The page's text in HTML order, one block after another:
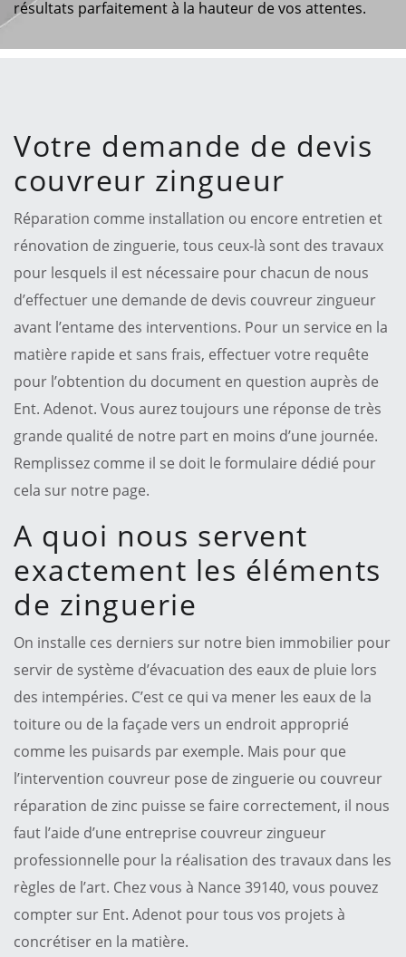
résultats parfaitement à la hauteur de vos attentes.
Votre demande de devis
couvreur zingueur
Réparation comme installation ou encore entretien et
rénovation de zinguerie, tous ceux-là sont des travaux
pour lesquels il est nécessaire pour chacun de nous
d’effectuer une demande de devis couvreur zingueur
avant l’entame des interventions. Pour un service en la
matière rapide et sans frais, effectuer votre requête
pour l’obtention du document en question auprès de
Ent. Adenot. Vous aurez toujours une réponse de très
grande qualité de notre part en moins d’une journée.
Remplissez comme il se doit le formulaire dédié pour
cela sur notre page.
A quoi nous servent
exactement les éléments
de zinguerie
On installe ces derniers sur notre bien immobilier pour
servir de système d’évacuation des eaux de pluie lors
des intempéries. C’est ce qui va mener les eaux de la
toiture ou de la façade vers un endroit approprié
comme les puisards par exemple. Mais pour que
l’intervention couvreur pose de zinguerie ou couvreur
réparation de zinc puisse se faire correctement, il nous
faut l’aide d’une entreprise couvreur zingueur
professionnelle pour la réalisation des travaux dans les
règles de l’art. Chez vous à Nance 39140, vous pouvez
compter sur Ent. Adenot pour tous vos projets à
concrétiser en la matière.